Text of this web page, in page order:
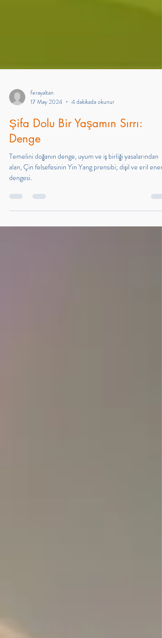
ferayaltan
4 dakikada okunur
Şifa Dolu Bir Yaşamın Sırrı:
Denge
alan, Çin felsefesinin Yin Yang prensibi; dişil ve eril enerji
dengesi.